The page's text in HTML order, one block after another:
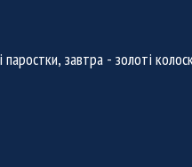
паростки, завтра - золоті